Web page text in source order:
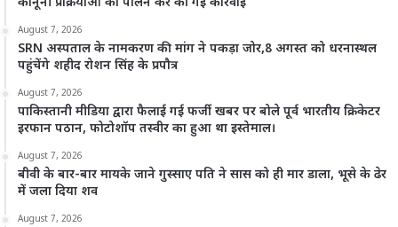
August 7, 2026
SRN अस्पताल के नामकरण की मांग ने पकड़ा जोर,8 अगस्त को धरनास्थल
पहुंचेंगे शहीद रोशन सिंह के प्रपौत्र
August 7, 2026
पाकिस्तानी मीडिया द्वारा फैलाई गई फर्जी खबर पर बोले पूर्व भारतीय क्रिकेटर
इरफान पठान, फोटोशॉप तस्वीर का हुआ था इस्तेमाल।
August 7, 2026
बीवी के बार-बार मायके जाने गुस्साए पति ने सास को ही मार डाला, भूसे के ढेर
में जला दिया शव
August 7, 2026